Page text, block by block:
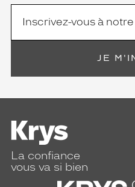
JE
La confiance
vous va si bien